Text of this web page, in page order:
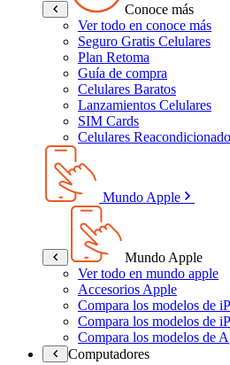
Conoce más
Ver todo en conoce más
Seguro Gratis Celulares
Plan Retoma
Guía de compra
Celulares Baratos
Lanzamientos Celulares
SIM Cards
Celulares
Mundo Apple
Mundo Apple
Ver todo en mundo apple
Accesorios Apple
Compara los modelos de
Compara los modelos de
Compara los modelos de
Computadores